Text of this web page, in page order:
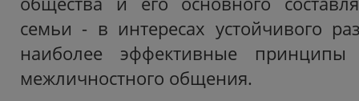
семьи - в интересах устойчивого
наиболее эффективные принципы
межличностного общения.